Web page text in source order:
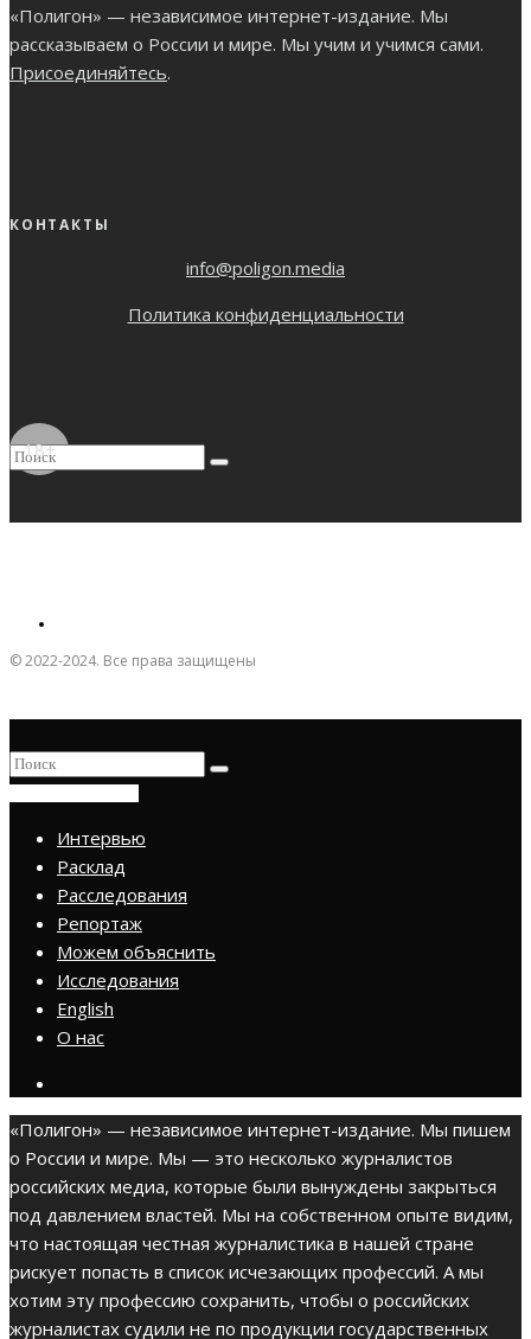
«Полигон» — независимое интернет-издание. Мы
рассказываем о России и мире. Мы учим и учимся сами.
Присоединяйтесь.
КОНТАКТЫ
info@poligon.media
Политика конфиденциальности
18+
© 2022-2024. Все права защищены
Интервью
Расклад
Расследования
Репортаж
Можем объяснить
Исследования
English
О нас
«Полигон» — независимое интернет-издание. Мы пишем
о России и мире. Мы — это несколько журналистов
российских медиа, которые были вынуждены закрыться
под давлением властей. Мы на собственном опыте видим,
что настоящая честная журналистика в нашей стране
рискует попасть в список исчезающих профессий. А мы
хотим эту профессию сохранить, чтобы о российских
журналистах судили не по продукции государственных